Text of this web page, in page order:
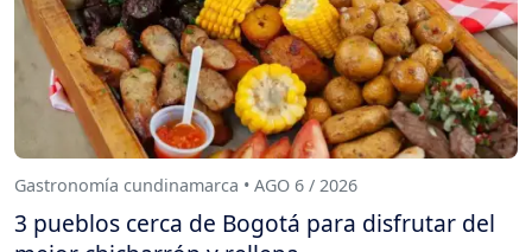
Gastronomía cundinamarca • AGO 6 / 2026
3 pueblos cerca de Bogotá para disfrutar del